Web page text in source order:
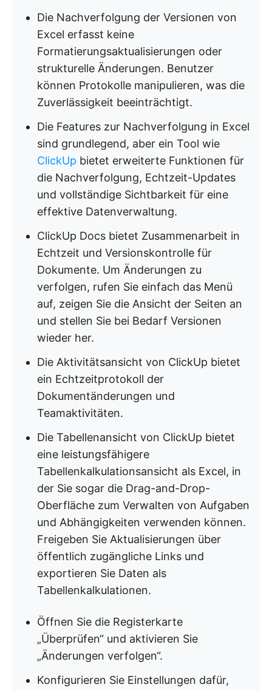
Die Nachverfolgung der Versionen von
Excel erfasst keine
Formatierungsaktualisierungen oder
strukturelle Änderungen. Benutzer
können Protokolle manipulieren, was die
Zuverlässigkeit beeinträchtigt.
Die Features zur Nachverfolgung in Excel
sind grundlegend, aber ein Tool wie
ClickUp bietet erweiterte Funktionen für
die Nachverfolgung, Echtzeit-Updates
und vollständige Sichtbarkeit für eine
effektive Datenverwaltung.
ClickUp Docs bietet Zusammenarbeit in
Echtzeit und Versionskontrolle für
Dokumente. Um Änderungen zu
verfolgen, rufen Sie einfach das Menü
auf, zeigen Sie die Ansicht der Seiten an
und stellen Sie bei Bedarf Versionen
wieder her.
Die Aktivitätsansicht von ClickUp bietet
ein Echtzeitprotokoll der
Dokumentänderungen und
Teamaktivitäten.
Die Tabellenansicht von ClickUp bietet
eine leistungsfähigere
Tabellenkalkulationsansicht als Excel, in
der Sie sogar die Drag-and-Drop-
Oberfläche zum Verwalten von Aufgaben
und Abhängigkeiten verwenden können.
Freigeben Sie Aktualisierungen über
öffentlich zugängliche Links und
exportieren Sie Daten als
Tabellenkalkulationen.
Öffnen Sie die Registerkarte
„Überprüfen“ und aktivieren Sie
„Änderungen verfolgen“.
Konfigurieren Sie Einstellungen dafür,